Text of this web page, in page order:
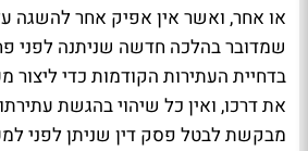
או אחר, ואשר אין אפיק אחר להשגה
שמדובר בהלכה חדשה שניתנה לפני
בדחיית העתירות הקודמות כדי ליצור
את דרכו, ואין כל שיהוי בהגשת
מבקשת לבטל פסק דין שניתן לפני למעלה